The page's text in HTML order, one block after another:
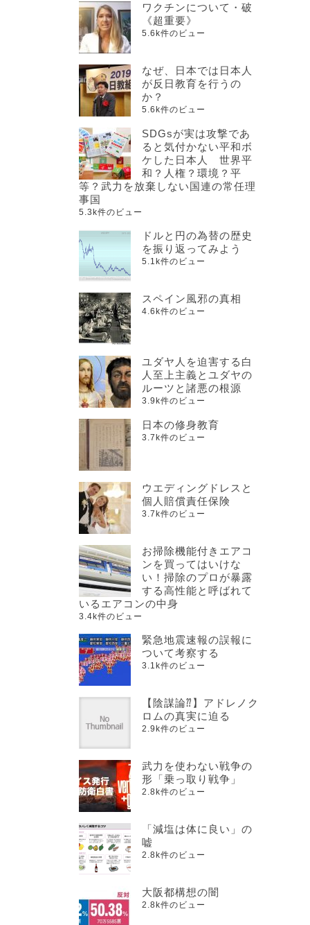
ワクチンについて・破
《超重要》
5.6k件のビュー
なぜ、日本では日本人
が反日教育を行うの
か？
5.6k件のビュー
SDGsが実は攻撃であ
ると気付かない平和ボ
ケした日本人 世界平
和？人権？環境？平
等？武力を放棄しない国連の常任理
事国
5.3k件のビュー
ドルと円の為替の歴史
を振り返ってみよう
5.1k件のビュー
スペイン風邪の真相
4.6k件のビュー
ユダヤ人を迫害する白
人至上主義とユダヤの
ルーツと諸悪の根源
3.9k件のビュー
日本の修身教育
3.7k件のビュー
ウエディングドレスと
個人賠償責任保険
3.7k件のビュー
お掃除機能付きエアコ
ンを買ってはいけな
い！掃除のプロが暴露
する高性能と呼ばれて
いるエアコンの中身
3.4k件のビュー
緊急地震速報の誤報に
ついて考察する
3.1k件のビュー
【陰謀論⁇】アドレノク
ロムの真実に迫る
2.9k件のビュー
武力を使わない戦争の
形「乗っ取り戦争」
2.8k件のビュー
「減塩は体に良い」の
嘘
2.8k件のビュー
大阪都構想の闇
2.8k件のビュー